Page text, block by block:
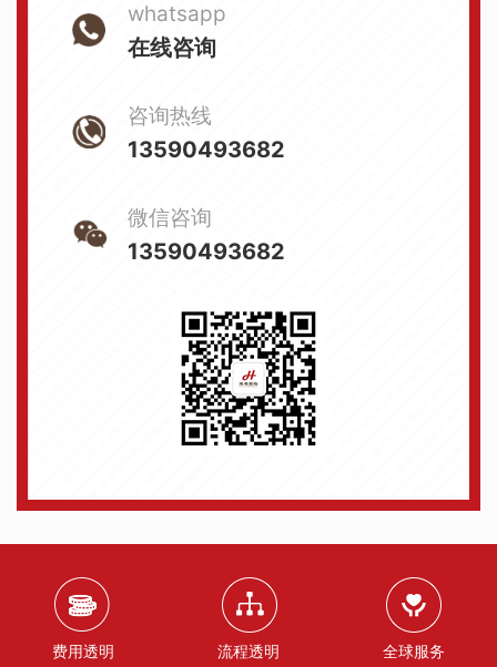
whatsapp
在线咨询
咨询热线
13590493682
微信咨询
13590493682
费用透明 流程透明 全球服务